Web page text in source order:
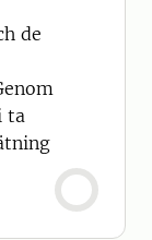
de
ta